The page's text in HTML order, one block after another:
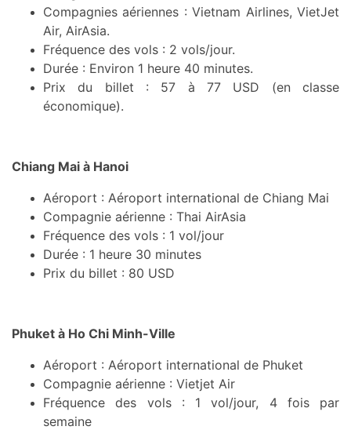
Compagnies aériennes : Vietnam Airlines, VietJet
Air, AirAsia.
Fréquence des vols : 2 vols/jour.
Durée : Environ 1 heure 40 minutes.
Prix du billet : 57 à 77 USD (en classe
économique).
Chiang Mai à Hanoi
Aéroport : Aéroport international de Chiang Mai
Compagnie aérienne : Thai AirAsia
Fréquence des vols : 1 vol/jour
Durée : 1 heure 30 minutes
Prix du billet : 80 USD
Phuket à Ho Chi Minh-Ville
Aéroport : Aéroport international de Phuket
Compagnie aérienne : Vietjet Air
Fréquence des vols : 1 vol/jour, 4 fois par
semaine